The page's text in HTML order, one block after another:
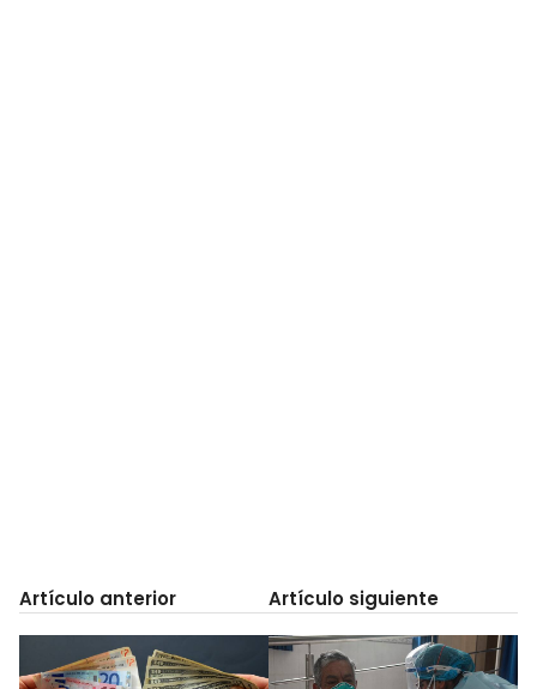
Artículo anterior Artículo siguiente